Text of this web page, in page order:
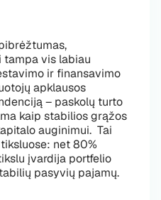
tampa vis labiau
ir finansavimo
apklausos
– paskolų turto
kaip stabilios grąžos
auginimui. Tai
net 80%
įvardija portfelio
pasyvių pajamų.
ieško stabilumo: ką rodo